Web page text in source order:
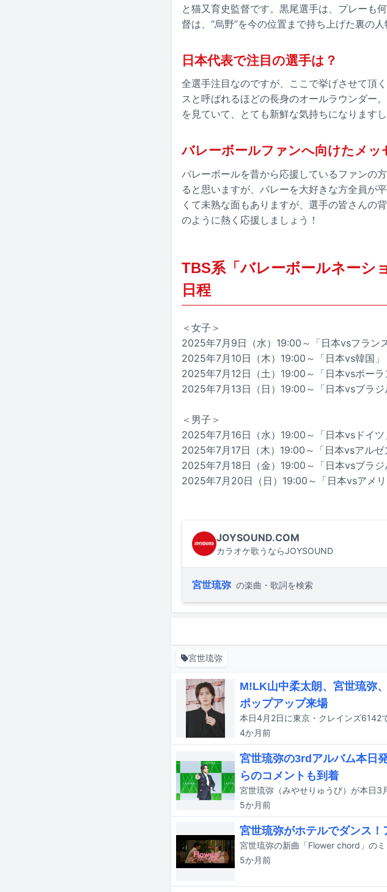
と猫又育史監督です。黒尾選手は、プレーも
督は、“烏野”を今の位置まで持ち上げた裏の
日本代表で注目の選手は？
全選手注目なのですが、ここで挙げさせて頂
スと呼ばれるほどの長身のオールラウンダー
を見ていて、とても新鮮な気持ちになります
バレーボールファンへ向けたメッ
バレーボールを昔から応援しているファンの
ると思いますが、バレーを大好きな方全員が
くて未熟な面もありますが、選手の皆さんの
のように熱く応援しましょう！
TBS系「バレーボールネーシ
日程
＜女子＞
2025年7月9日（水）19:00～「日本vsフランス
2025年7月10日（木）19:00～「日本vs韓国」
2025年7月12日（土）19:00～「日本vsポーラ
2025年7月13日（日）19:00～「日本vsブラジ
＜男子＞
2025年7月16日（水）19:00～「日本vsドイツ
2025年7月17日（木）19:00～「日本vsアルゼ
2025年7月18日（金）19:00～「日本vsブラジ
2025年7月20日（日）19:00～「日本vsアメリ
JOYSOUND.COM
カラオケ歌うならJOYSOUND
宮世琉弥 の楽曲・歌詞を検索
宮世琉弥
M!LK山中柔太朗、宮世琉弥
ポップアップ来場
4か月前
宮世琉弥の3rdアルバム本日
らのコメントも到着
5か月前
宮世琉弥がホテルでダンス
宮世琉弥の新曲「Flower chord」のミ
5か月前